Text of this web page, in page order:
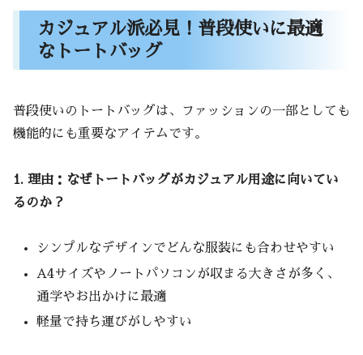
カジュアル派必見！普段使いに最適
なトートバッグ
普段使いのトートバッグは、ファッションの一部としても
機能的にも重要なアイテムです。
1. 理由：なぜトートバッグがカジュアル用途に向いてい
るのか？
シンプルなデザインでどんな服装にも合わせやすい
A4サイズやノートパソコンが収まる大きさが多く、
通学やお出かけに最適
軽量で持ち運びがしやすい